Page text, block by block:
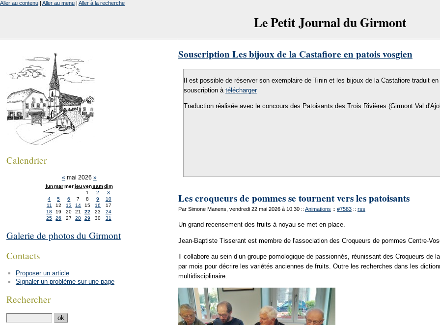
Le Petit Journal du Girmont
Aller au contenu | Aller au menu | Aller à la recherche
Souscription Les bijoux de la Castafiore en patois vosgien
Il est possible de réserver son exemplaire de Tinin et les bijoux de la Castafiore traduit
souscription à télécharger
Traduction réalisée avec le concours des Patoisants des Trois Rivières (Girmont Val
Les croqueurs de pommes se tournent vers les patoisants
Par Simone Manens, vendredi 22 mai 2026 à 10:30 :: Animations :: #7583 :: rss
Un grand recensement des fruits à noyau se met en place.
Jean-Baptiste Tisserant est membre de l'association des Croqueurs de pommes Centre-
Il collabore au sein d’un groupe pomologique de passionnés, réunissant des Croqueurs
par mois pour décrire les variétés anciennes de fruits. Outre les recherches dans les
multidisciplinaire.
Calendrier
« mai 2026 »
lun mar mer jeu ven sam dim
1
2
3
4
5 6 7 8 9
10
11
12 13 14 15 16
17
18
19 20 21 22 23
24
25
26 27 28 29 30 31
Galerie de photos du Girmont
Contacts
Proposer un article
Signaler un problème sur une page
Rechercher